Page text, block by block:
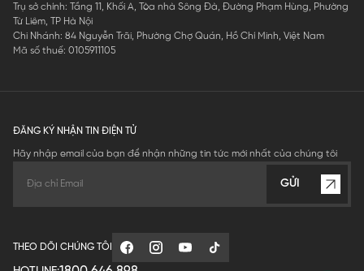
Trụ sở chính: Tầng 11, Khối A, Tòa nhà Sông Đà, Đường Phạm Hùng, Phường
Từ Liêm, TP Hà Nội
Chi Nhánh: 84 Nguyễn Trãi, Phường Chợ Quán, Hồ Chí Minh, Việt Nam
Mã số thuế: 0105911105
ĐĂNG KÝ NHẬN TIN ĐIỆN TỬ
Hãy nhập email của bạn để nhận những tin tức mới nhất của chúng tôi
GỬI
THEO DÕI CHÚNG TÔI